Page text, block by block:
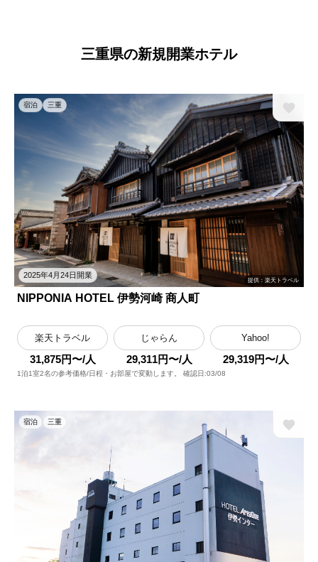
三重県の新規開業ホテル
宿泊 三重
2025年4月24日開業
提供：楽天トラベル
NIPPONIA HOTEL 伊勢河崎 商人町
楽天トラベル
31,875円〜/人
じゃらん
29,311円〜/人
Yahoo!
29,319円〜/人
1泊1室2名の参考価格/日程・お部屋で変動します。 確認日:03/08
宿泊 三重